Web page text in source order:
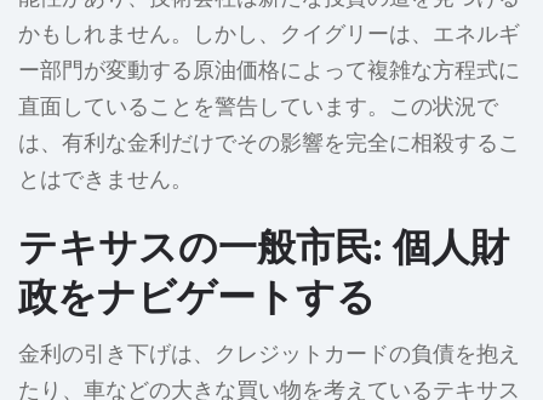
かもしれません。しかし、クイグリーは、エネルギ
ー部門が変動する原油価格によって複雑な方程式に
直面していることを警告しています。この状況で
は、有利な金利だけでその影響を完全に相殺するこ
とはできません。
テキサスの一般市民: 個人財
政をナビゲートする
金利の引き下げは、クレジットカードの負債を抱え
たり、車などの大きな買い物を考えているテキサス